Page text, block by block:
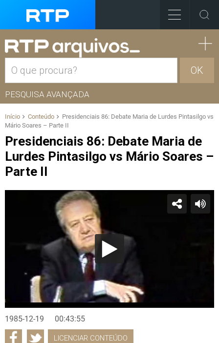
OK
PESQUISA AVANÇADA
Início Conteúdo
Presidenciais 86: Debate Maria de Lurdes Pintasilgo vs
Mário Soares – Parte II
Presidenciais 86: Debate Maria de
Lurdes Pintasilgo vs Mário Soares –
Parte II
1985-12-19 00:43:55
LICENCIAR CONTEÚDO